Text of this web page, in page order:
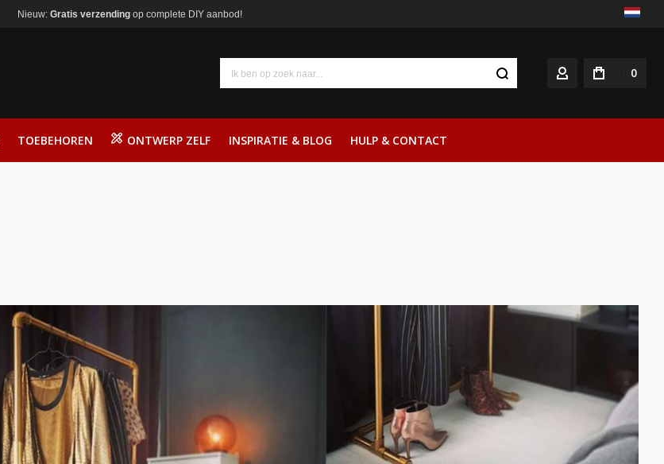
Nieuw: Gratis verzendingop complete DIY aanbod!
ACCOUNT 0
TOEBEHOREN ONTWERP ZELF INSPIRATIE & BLOG HULP & CONTACT